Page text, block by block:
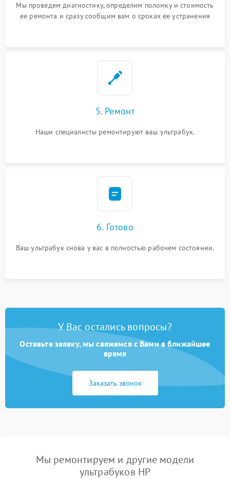
Мы проведем диагностику, определим поломку и стоимость
ее ремонта и сразу сообщим вам о сроках ее устранения
5. Ремонт
Наши специалисты ремонтируют ваш ультрабук.
6. Готово
Ваш ультрабук снова у вас в полностью рабочем состоянии.
У Вас остались вопросы?
Оставьте заявку, мы свяжемся с Вами в ближайшее
время
Заказать звонок
Мы ремонтируем и другие модели
ультрабуков HP